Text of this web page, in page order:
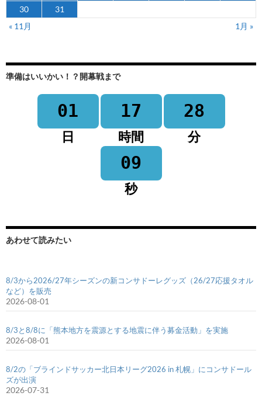
30
31
« 11月
1月 »
準備はいいかい！？開幕戦まで
01
日
17
時間
28
分
08
秒
あわせて読みたい
8/3から2026/27年シーズンの新コンサドーレグッズ（26/27応援タオル
など）を販売
2026-08-01
8/3と8/8に「熊本地方を震源とする地震に伴う募金活動」を実施
2026-08-01
8/2の「ブラインドサッカー北日本リーグ2026 in 札幌」にコンサドール
ズが出演
2026-07-31